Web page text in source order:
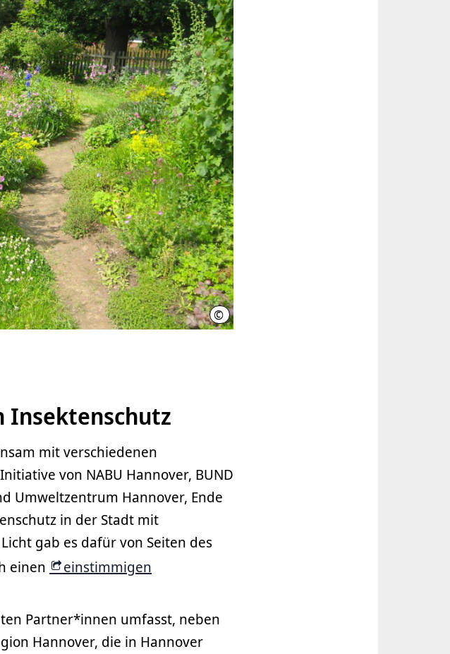
© Georg Wilhelm
Insektenschutz
mit verschiedenen
von NABU Hannover, BUND
Umweltzentrum Hannover, Ende
in der Stadt mit
gab es dafür von Seiten des
einen
einstimmigen
Partner*innen umfasst, neben
Hannover, die in Hannover